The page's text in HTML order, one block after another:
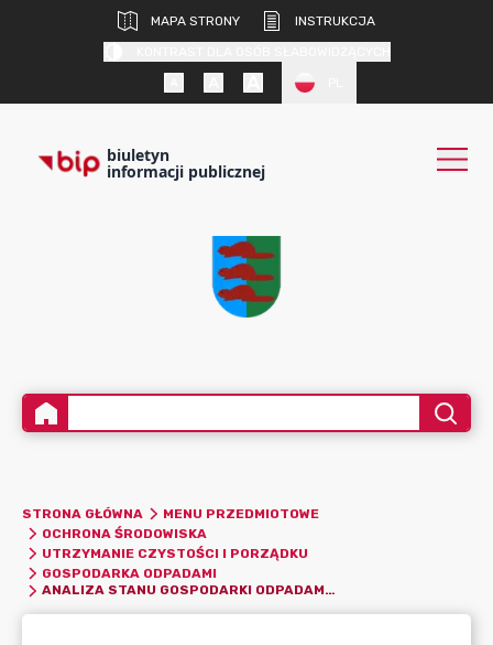
MAPA STRONY
INSTRUKCJA
biuletyn
informacji publicznej
STRONA GŁÓWNA
MENU PRZEDMIOTOWE
OCHRONA ŚRODOWISKA
UTRZYMANIE CZYSTOŚCI I PORZĄDKU
GOSPODARKA ODPADAMI
ANALIZA STANU GOSPODARKI ODPADAMI KOMUNALNYMI W GMINIE BOBROWNIKI W 2022R.